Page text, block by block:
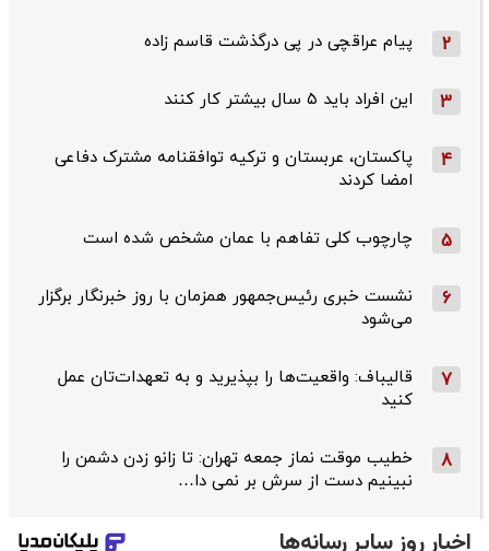
2 پیام عراقچی در پی درگذشت قاسم‌ زاده
3 این افراد باید ۵ سال بیشتر کار کنند
4
پاکستان، عربستان و ترکیه توافقنامه مشترک دفاعی
امضا کردند
5 چارچوب کلی تفاهم با عمان مشخص شده است
6
نشست خبری رئیس‌جمهور همزمان با روز خبرنگار برگزار
می‌شود
7
قالیباف: واقعیت‌ها را بپذیرید و به تعهدات‌تان عمل
کنید
8
خطیب موقت نماز جمعه تهران: تا زانو زدن دشمن را
نبینیم دست از سرش بر نمی دا…